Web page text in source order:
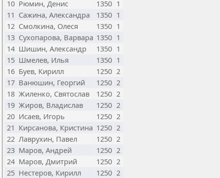
10 Рюмин, Денис 1350 1
11 Сажина, Александра 1350 1
12 Смолкина, Олеся 1350 1
13 Сухопарова, Варвара 1350 1
14 Шишин, Александр 1350 1
15 Шмелев, Илья 1350 1
16 Буев, Кирилл 1250 2
17 Ванюшин, Георгий 1250 2
18 Жиленко, Святослав 1250 2
19 Жиров, Владислав 1250 2
20 Исаев, Игорь 1250 2
21 Кирсанова, Кристина 1250 2
22 Лаврухин, Павел 1250 2
23 Маров, Андрей 1250 2
24 Маров, Дмитрий 1250 2
25 Нестеров, Кирилл 1250 2